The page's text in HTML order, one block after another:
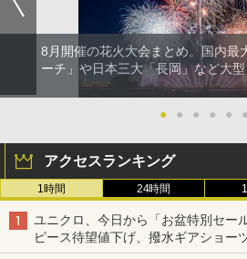
8月開催の花火大会まとめ。国内最
ーチ」や日本三大「長岡」など大型
● ● ● ● ● ●
アクセスランキング
1時間 24時間
ユニクロ、今日から「お盆特別セー
ピース待望値下げ、撥水ギアショー